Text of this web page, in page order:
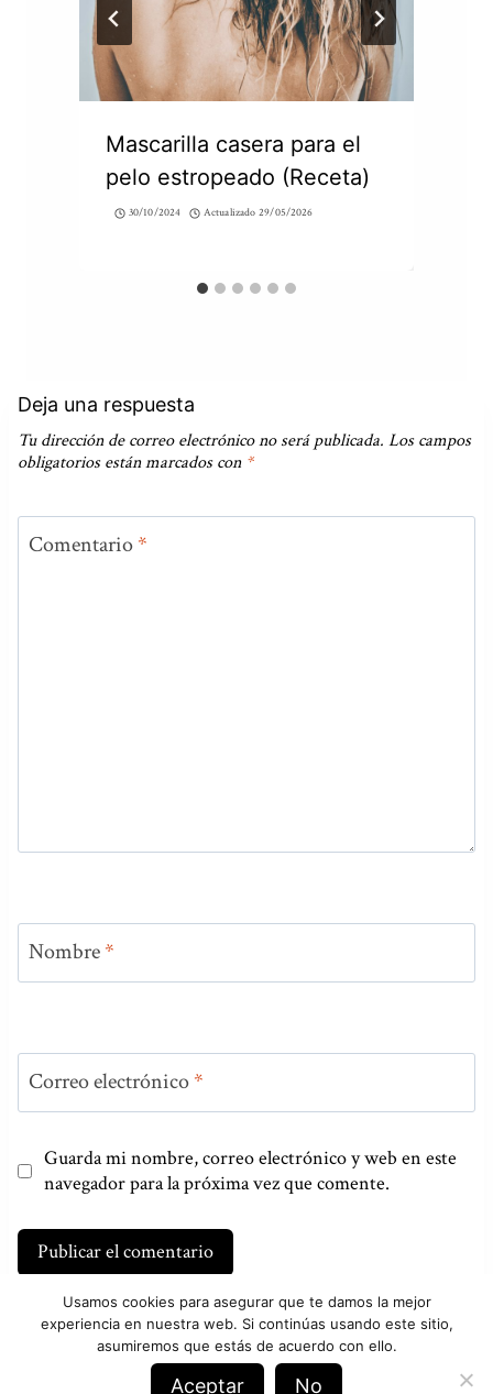
Mascarilla casera para el
pelo estropeado (Receta)
30/10/2024 Actualizado 29/05/2026
Deja una respuesta
Tu dirección de correo electrónico no será publicada. Los campos
obligatorios están marcados con *
Comentario*
Nombre*
Correo electrónico*
Guarda mi nombre, correo electrónico y web en este
navegador para la próxima vez que comente.
Usamos cookies para asegurar que te damos la mejor
experiencia en nuestra web. Si continúas usando este sitio,
asumiremos que estás de acuerdo con ello.
Aceptar No